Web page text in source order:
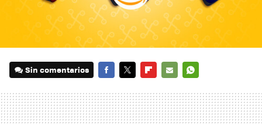
Sin comentarios
MAIL